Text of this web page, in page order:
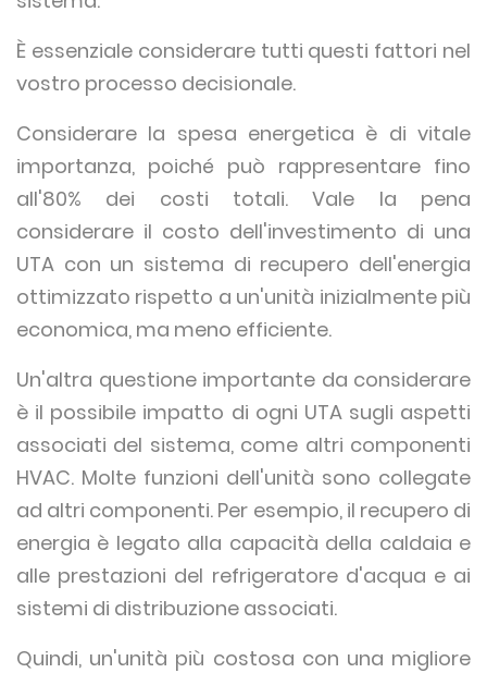
È essenziale considerare tutti questi fattori nel
vostro processo decisionale.
Considerare la spesa energetica è di vitale
importanza, poiché può rappresentare fino
all'80% dei costi totali. Vale la pena
considerare il costo dell'investimento di una
UTA con un sistema di recupero dell'energia
ottimizzato rispetto a un'unità inizialmente più
economica, ma meno efficiente.
Un'altra questione importante da considerare
è il possibile impatto di ogni UTA sugli aspetti
associati del sistema, come altri componenti
HVAC. Molte funzioni dell'unità sono collegate
ad altri componenti. Per esempio, il recupero di
energia è legato alla capacità della caldaia e
alle prestazioni del refrigeratore d'acqua e ai
sistemi di distribuzione associati.
Quindi, un'unità più costosa con una migliore